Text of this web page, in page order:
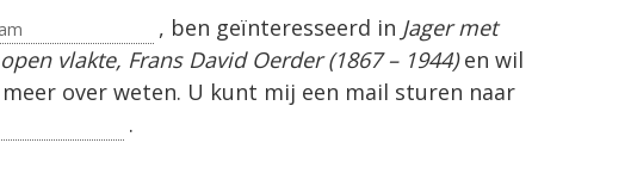
, ben geïnteresseerd in Jager met
vlakte, Frans David Oerder (1867 – 1944)en wil
over weten. U kunt mij een mail sturen naar
.